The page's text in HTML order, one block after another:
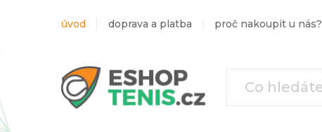
úvod doprava a platba proč nakoupit u nás?